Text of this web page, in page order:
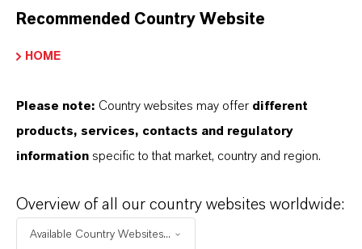
ERHÄLTLICH?
LANXESS HERGESTELLT?
EISENOXIDEN BIETET LANXESS
Recommended Country Website
HOME
Please note: Country websites may offer different
products, services, contacts and regulatory
information specific to that market, country and region.
Overview of all our country websites worldwide:
Available Country Websites...